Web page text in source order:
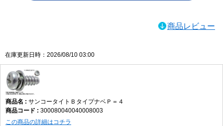
商品レビュー
在庫更新日時：2026/08/10 03:00
サンコータイトＢタイプナベＰ＝４
300080040040008003
この商品の詳細はコチラ